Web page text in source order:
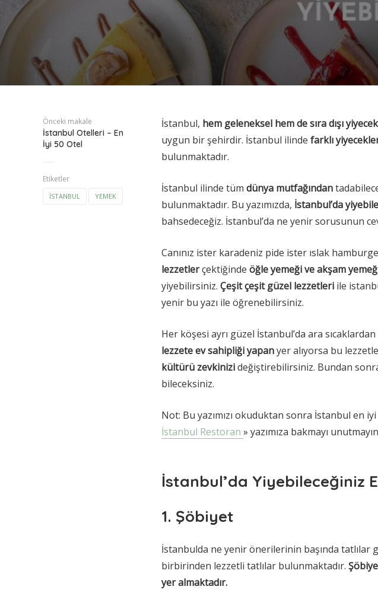
Önceki makale
İstanbul Otelleri – En
İyi 50 Otel
Etiketler
ISTANBUL YEMEK
İstanbul, hem geleneksel hem de sıra dışı
uygun bir şehirdir. İstanbul ilinde farklı
bulunmaktadır.
İstanbul ilinde tüm dünya mutfağından
bulunmaktadır. Bu yazımızda, İstanbul’da
bahsedeceğiz. İstanbul’da ne yenir sorusunun
Canınız ister karadeniz pide ister ıslak
lezzetlerçektiğinde öğle yemeği ve akşam
yiyebilirsiniz. Çeşit çeşit güzel lezzetleri ile
yenir bu yazı ile öğrenebilirsiniz.
Her köşesi ayrı güzel İstanbul’da ara
lezzete ev sahipliği yapanyer alıyorsa bu
kültürü zevkinizideğiştirebilirsiniz. Bundan
bileceksiniz.
Not: Bu yazımızı okuduktan sonra İstanbul en
İstanbul Restoran » yazımıza bakmayı
İstanbul’da Yiyebileceğiniz
1. Şöbiyet
İstanbulda ne yenir önerilerinin başında tatlılar
birbirinden lezzetli tatlılar bulunmaktadır.
yer almaktadır.